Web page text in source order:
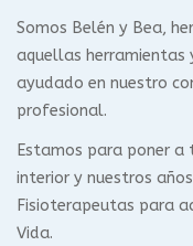
Somos Belén y Bea,
aquellas herramientas
ayudado en nuestro
profesional.
Estamos para poner a
interior y nuestros
Fisioterapeutas para
Vida.